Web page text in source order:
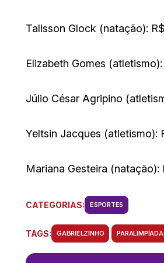
Talisson Glock (natação):
Elizabeth Gomes
Júlio César Agripino
Yeltsin Jacques (atletismo):
Mariana Gesteira (natação):
CATEGORIAS: ESPORTES
TAGS: GABRIELZINHO